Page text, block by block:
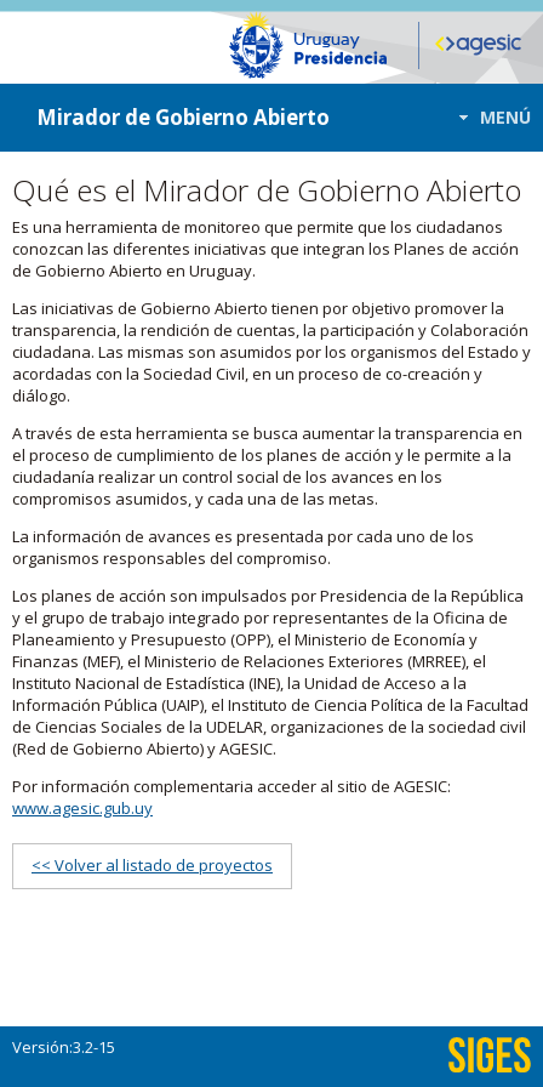
ir a contenido
ir al menú
Mirador de Gobierno Abierto MENÚ
Qué es el Mirador de Gobierno Abierto
Es una herramienta de monitoreo que permite que los ciudadanos
conozcan las diferentes iniciativas que integran los Planes de acción
de Gobierno Abierto en Uruguay.
Las iniciativas de Gobierno Abierto tienen por objetivo promover la
transparencia, la rendición de cuentas, la participación y Colaboración
ciudadana. Las mismas son asumidos por los organismos del Estado y
acordadas con la Sociedad Civil, en un proceso de co-creación y
diálogo.
A través de esta herramienta se busca aumentar la transparencia en
el proceso de cumplimiento de los planes de acción y le permite a la
ciudadanía realizar un control social de los avances en los
compromisos asumidos, y cada una de las metas.
La información de avances es presentada por cada uno de los
organismos responsables del compromiso.
Los planes de acción son impulsados por Presidencia de la República
y el grupo de trabajo integrado por representantes de la Oficina de
Planeamiento y Presupuesto (OPP), el Ministerio de Economía y
Finanzas (MEF), el Ministerio de Relaciones Exteriores (MRREE), el
Instituto Nacional de Estadística (INE), la Unidad de Acceso a la
Información Pública (UAIP), el Instituto de Ciencia Política de la Facultad
de Ciencias Sociales de la UDELAR, organizaciones de la sociedad civil
(Red de Gobierno Abierto) y AGESIC.
Por información complementaria acceder al sitio de AGESIC:
www.agesic.gub.uy
<< Volver al listado de proyectos
Versión:3.2-15